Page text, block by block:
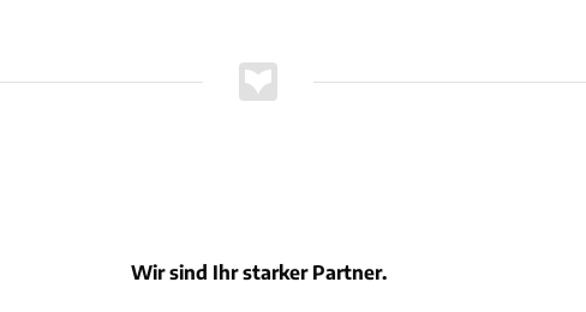
Wir sind Ihr starker Partner.